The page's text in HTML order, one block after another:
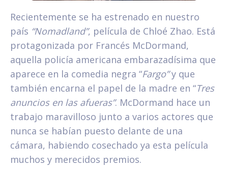
Recientemente se ha estrenado en nuestro
país “Nomadland”, película de Chloé Zhao. Está
protagonizada por Francés McDormand,
aquella policía americana embarazadísima que
aparece en la comedia negra “Fargo”y que
también encarna el papel de la madre en “Tres
anuncios en las afueras”. McDormand hace un
trabajo maravilloso junto a varios actores que
nunca se habían puesto delante de una
cámara, habiendo cosechado ya esta película
muchos y merecidos premios.